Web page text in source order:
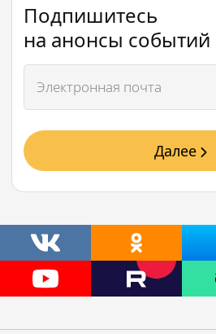
Подпишитесь
на анонсы событий
Далее